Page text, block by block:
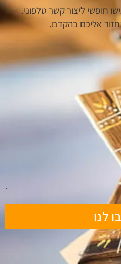
חופשי ליצור קשר טלפוני.
אליכם בהקדם.
לנו